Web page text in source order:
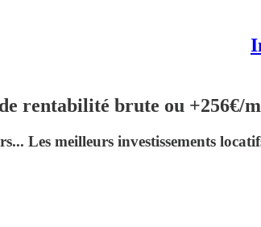
rentabilité brute ou +256€/
Les meilleurs investissements